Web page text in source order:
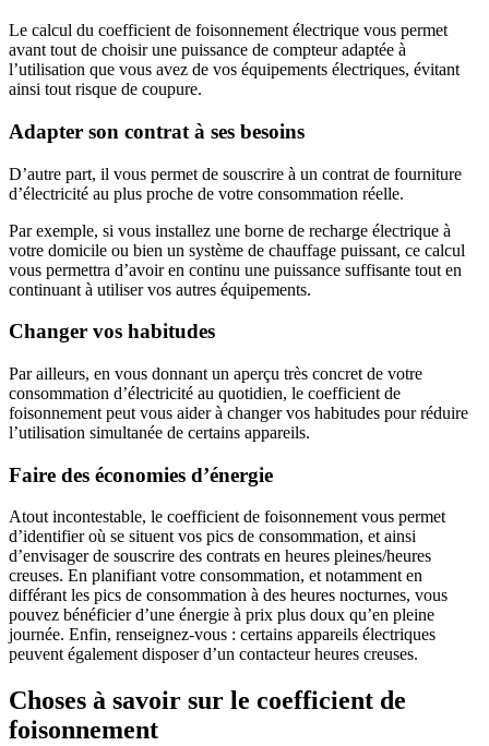
Le calcul du coefficient de foisonnement électrique vous permet
avant tout de choisir une puissance de compteur adaptée à
l’utilisation que vous avez de vos équipements électriques, évitant
ainsi tout risque de coupure.
Adapter son contrat à ses besoins
D’autre part, il vous permet de souscrire à un contrat de fourniture
d’électricité au plus proche de votre consommation réelle.
Par exemple, si vous installez une borne de recharge électrique à
votre domicile ou bien un système de chauffage puissant, ce calcul
vous permettra d’avoir en continu une puissance suffisante tout en
continuant à utiliser vos autres équipements.
Changer vos habitudes
Par ailleurs, en vous donnant un aperçu très concret de votre
consommation d’électricité au quotidien, le coefficient de
foisonnement peut vous aider à changer vos habitudes pour réduire
l’utilisation simultanée de certains appareils.
Faire des économies d’énergie
Atout incontestable, le coefficient de foisonnement vous permet
d’identifier où se situent vos pics de consommation, et ainsi
d’envisager de souscrire des contrats en heures pleines/heures
creuses. En planifiant votre consommation, et notamment en
différant les pics de consommation à des heures nocturnes, vous
pouvez bénéficier d’une énergie à prix plus doux qu’en pleine
journée. Enfin, renseignez-vous : certains appareils électriques
peuvent également disposer d’un contacteur heures creuses.
Choses à savoir sur le coefficient de
foisonnement